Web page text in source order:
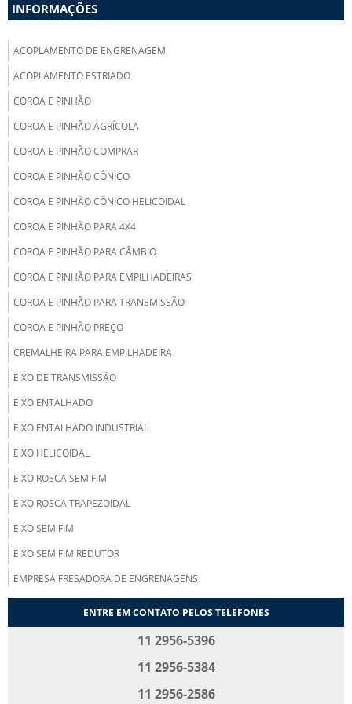
INFORMAÇÕES
ACOPLAMENTO DE ENGRENAGEM
ACOPLAMENTO ESTRIADO
COROA E PINHÃO
COROA E PINHÃO AGRÍCOLA
COROA E PINHÃO COMPRAR
COROA E PINHÃO CÔNICO
COROA E PINHÃO CÔNICO HELICOIDAL
COROA E PINHÃO PARA 4X4
COROA E PINHÃO PARA CÂMBIO
COROA E PINHÃO PARA EMPILHADEIRAS
COROA E PINHÃO PARA TRANSMISSÃO
COROA E PINHÃO PREÇO
CREMALHEIRA PARA EMPILHADEIRA
EIXO DE TRANSMISSÃO
EIXO ENTALHADO
EIXO ENTALHADO INDUSTRIAL
EIXO HELICOIDAL
EIXO ROSCA SEM FIM
EIXO ROSCA TRAPEZOIDAL
EIXO SEM FIM
EIXO SEM FIM REDUTOR
EMPRESA FRESADORA DE ENGRENAGENS
ENGRENAGEM CILÍNDRICA DE DENTES HELICOIDAIS
ENTRE EM CONTATO PELOS TELEFONES
11 2956-5396
11 2956-5384
11 2956-2586